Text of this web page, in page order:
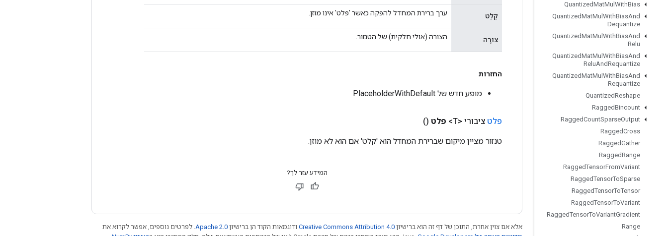
QuantizedMatMul WithBias
QuantizedMatMul WithBiasAnd
Dequantize
QuantizedMatMul WithBiasAnd
Relu
QuantizedMatMul WithBiasAnd
ReluAndRequantize
QuantizedMatMul WithBiasAnd
Requantize
QuantizedReshape
RaggedBincount
RaggedCountSparseOutput
RaggedCross
RaggedGather
RaggedRange
RaggedTensorFromVariant
RaggedTensorToSparse
RaggedTensorToTensor
RaggedTensorToVariant
RaggedTensorToVariantGradient
Range
קֶלֶט ערך ברירת המחדל להפקה כאשר 'פלט' אינו מוזן.
צוּרָה הצורה (אולי חלקית) של הטנזור.
החזרות
מופע חדש של PlaceholderWithDefault
פלט ציבורי <T> פלט ()
טנזור מציין מיקום שברירת המחדל הוא 'קלט' אם הוא לא מוזן.
המידע עזר לך?
אלא אם צוין אחרת, התוכן של דף זה הוא ברישיון Creative Commons Attribution 4.0 ודוגמאות הקוד הן ברישיון Apache 2.0 . לפרטים נוספים, אפשר לקרוא את